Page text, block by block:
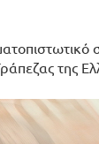
της